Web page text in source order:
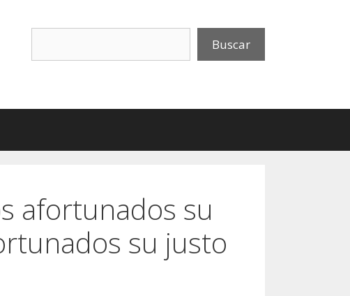
Buscar
afortunados su
su justo